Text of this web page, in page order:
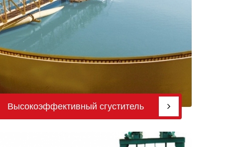
Высокоэффективный сгуститель